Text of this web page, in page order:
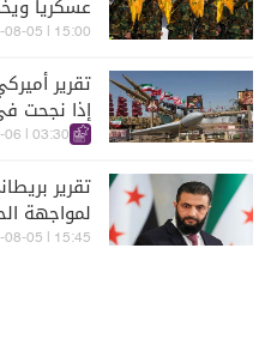
عسكرياً
15:00 | 2026-08-05
تقرير
إذا نجحت
الآسيويّة
03:30 | 2026-08-06
تقرير
لمواجهة
15:45 | 2026-08-05